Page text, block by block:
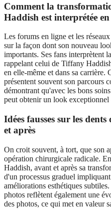
Comment la
Haddish est interprétée
Les forums en ligne et les
sur la façon dont son nouveau
importants. Ses fans interprètent
rappelant celui de Tiffany
en elle-même et dans sa carrière.
présentent souvent son parcours
démontrant qu'avec les bons
peut obtenir un look exceptionnel
Idées fausses sur les
et après
On croit souvent, à tort, que son
opération chirurgicale radicale.
Haddish, avant et après sa
d'un processus graduel
améliorations esthétiques
photos reflètent également une
des photos, ce qui met en valeur